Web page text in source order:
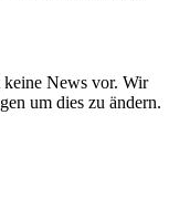
keine News vor. Wir
um dies zu ändern.